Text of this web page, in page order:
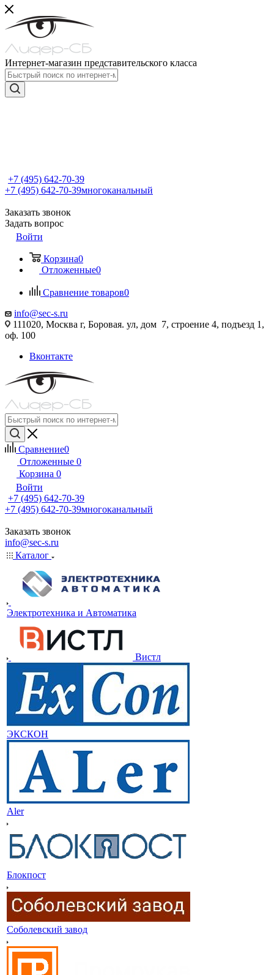
Интернет-магазин представительского класса
+7 (495) 642-70-39
+7 (495) 642-70-39многоканальный
Заказать звонок
Задать вопрос
Войти
Корзина0
Отложенные0
Сравнение товаров0
info@sec-s.ru
111020, Москва г, Боровая. ул, дом 7, строение 4, подъезд 1,
оф. 100
Вконтакте
Сравнение0
Отложенные 0
Корзина 0
Войти
+7 (495) 642-70-39
+7 (495) 642-70-39многоканальный
Заказать звонок
info@sec-s.ru
Каталог
Электротехника и Автоматика
Вистл
ЭКСКОН
Aler
Блокпост
Соболевский завод